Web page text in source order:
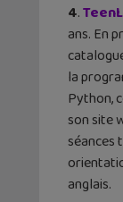
4.
ans. En
la
Python,
son site
séances
anglais.